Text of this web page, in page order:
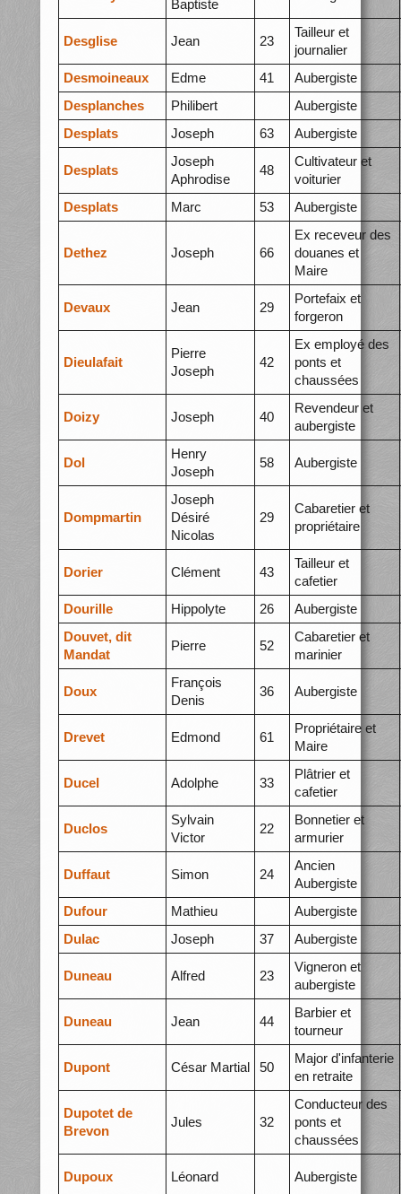
Baptiste
Desglise Jean 23
Tailleur et
journalier
Desmoineaux
Edme 41
Aubergiste
Desplanches
Philibert
Aubergiste
Desplats
Joseph 63 Aubergiste
Desplats
Joseph
Aphrodise
48
Cultivateur et
voiturier
Desplats
Marc 53 Aubergiste
Dethez Joseph 66
Ex receveur des
douanes et
Maire
Devaux Jean 29
Portefaix et
forgeron
Dieulafait
Pierre
Joseph
42
Ex employé des
ponts et
chaussées
Doizy Joseph 40
Revendeur et
aubergiste
Dol
Henry
Joseph
58 Aubergiste
Dompmartin
Joseph
Désiré
Nicolas
29
Cabaretier et
propriétaire
Dorier Clément 43
Tailleur et
cafetier
Dourille
Hippolyte 26
Aubergiste
Douvet, dit
Mandat
Pierre 52
Cabaretier et
marinier
Doux
François
Denis
36 Aubergiste
Drevet Edmond 61
Propriétaire et
Maire
Ducel Adolphe 33
Plâtrier et
cafetier
Duclos
Sylvain
Victor
22
Bonnetier et
armurier
Duffaut Simon 24
Ancien
Aubergiste
Dufour
Mathieu
Aubergiste
Dulac
Joseph 37 Aubergiste
Duneau Alfred 23
Vigneron et
aubergiste
Duneau Jean 44
Barbier et
tourneur
Dupont César Martial 50
Major d'infanterie
en retraite
Dupotet de
Brevon
Jules 32
Conducteur des
ponts et
chaussées
Dupoux Léonard Aubergiste